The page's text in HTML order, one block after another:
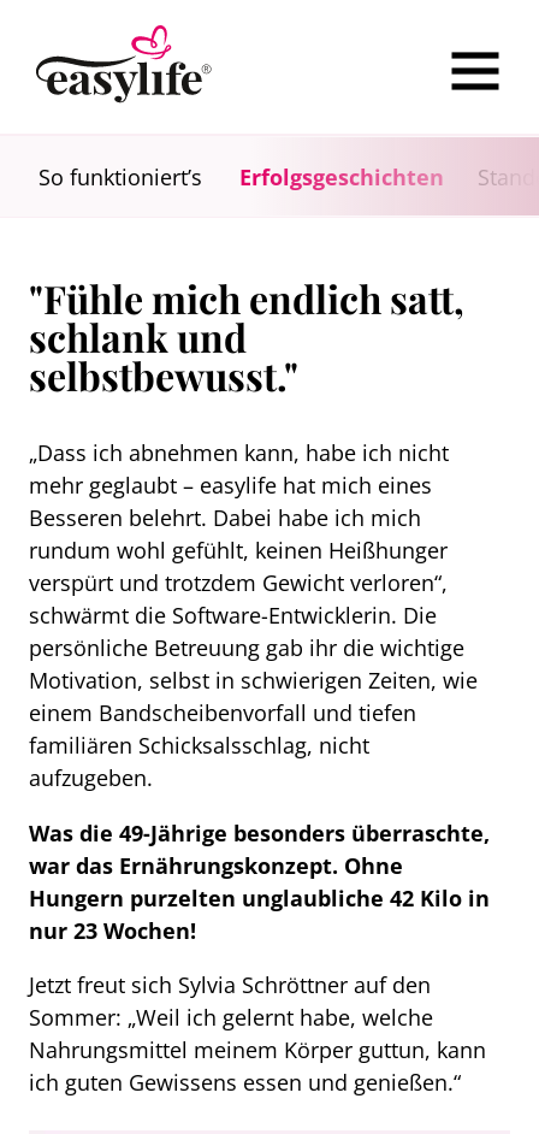
So funktioniert’s Erfolgsgeschichten
"Fühle mich endlich satt,
schlank und
selbstbewusst."
„Dass ich abnehmen kann, habe ich nicht
mehr geglaubt – easylife hat mich eines
Besseren belehrt. Dabei habe ich mich
rundum wohl gefühlt, keinen Heißhunger
verspürt und trotzdem Gewicht verloren“,
schwärmt die Software-Entwicklerin. Die
persönliche Betreuung gab ihr die wichtige
Motivation, selbst in schwierigen Zeiten, wie
einem Bandscheibenvorfall und tiefen
familiären Schicksalsschlag, nicht
aufzugeben.
Was die 49-Jährige besonders überraschte,
war das Ernährungskonzept. Ohne
Hungern purzelten unglaubliche 42 Kilo in
nur 23 Wochen!
Jetzt freut sich Sylvia Schröttner auf den
Sommer: „Weil ich gelernt habe, welche
Nahrungsmittel meinem Körper guttun, kann
ich guten Gewissens essen und genießen.“